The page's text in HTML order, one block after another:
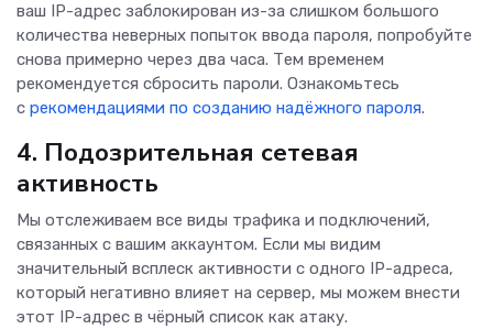
ваш IP-адрес заблокирован из-за слишком большого
количества неверных попыток ввода пароля, попробуйте
снова примерно через два часа. Тем временем
рекомендуется сбросить пароли. Ознакомьтесь
с рекомендациями по созданию надёжного пароля.
4. Подозрительная сетевая
активность
Мы отслеживаем все виды трафика и подключений,
связанных с вашим аккаунтом. Если мы видим
значительный всплеск активности с одного IP-адреса,
который негативно влияет на сервер, мы можем внести
этот IP-адрес в чёрный список как атаку.